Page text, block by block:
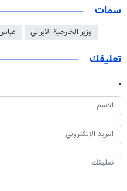
سمات
وزير الخارجية الايراني
تعليقك